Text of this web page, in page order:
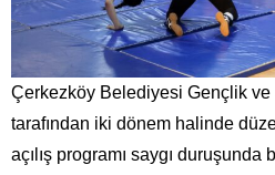
Çerkezköy Belediyesi Gençlik
tarafından iki dönem halinde
açılış programı saygı duruşunda